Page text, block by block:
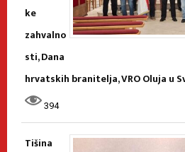
ke
zahvalno
sti, Dana
hrvatskih branitelja, VRO Oluja u
394
Tišina